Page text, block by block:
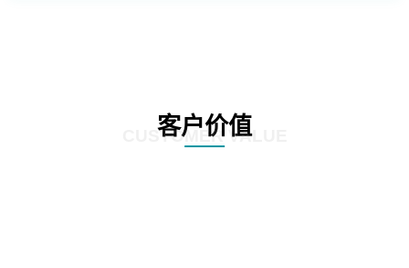
客户价值
CUSTOMER VALUE